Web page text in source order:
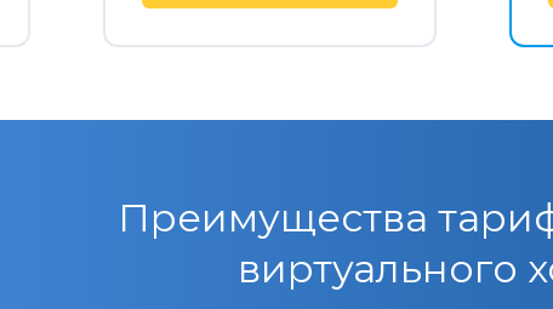
Преимущества
виртуального